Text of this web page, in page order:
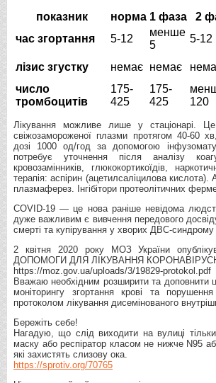
показник норма 1 фаза 2
час згортання
5-12
менше
5
5-12
лізис згустку немає немає
число
тромбоцитів
175-
425
175-
425
120
Лікування можливе лише у стаціонарі.
свіжозамороженої плазми протягом 40-60
дозі 1000 од/год за допомогою
потребує уточнення після аналізу
кровозамінників, глюкокортикоїдів,
терапія: аспірин (ацетилсаліцилова кислота).
плазмаферез. Інгібітори протеолітичних
COVID-19 — це нова раніше невідома
дуже важливим є вивчення передового
смерті та купірування у хворих ДВС-синдрому
2 квітня 2020 року МОЗ України
ДОПОМОГИ ДЛЯ ЛІКУВАННЯ
https://moz.gov.ua/uploads/3/19829-protokol.pdf
Вважаю необхідним розширити та доповнити
моніторингу згортання крові та
протоколом лікування дисемінованого
Бережіть себе!
Нагадую, що слід виходити на вулиці
маску або респіратор класом не нижче N95
які захистять слизову ока.
https://sprotiv.org/70765